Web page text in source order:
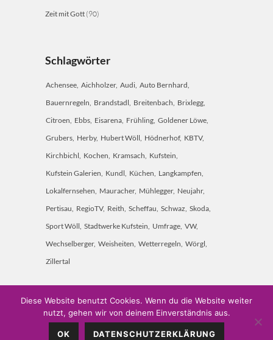
Zeit mit Gott (90)
Schlagwörter
Achensee Aichholzer Audi Auto Bernhard
Bauernregeln Brandstadl Breitenbach Brixlegg
Citroen Ebbs Eisarena Frühling Goldener Löwe
Grubers Herby Hubert Wöll Hödnerhof KBTV
Kirchbichl Kochen Kramsach Kufstein
Kufstein Galerien Kundl Küchen Langkampfen
Lokalfernsehen Mauracher Mühlegger Neujahr
Pertisau RegioTV Reith Scheffau Schwaz Skoda
Sport Wöll Stadtwerke Kufstein Umfrage VW
Wechselberger Weisheiten Wetterregeln Wörgl
Zillertal
Weitschön 60 • A-6250 Kundl • Mobil: 0660 7451 000 •
Diese Website benutzt Cookies. Wenn du die Website weiter
nutzt, gehen wir von deinem Einverständnis aus.
OK DATENSCHUTZERKLÄRUNG